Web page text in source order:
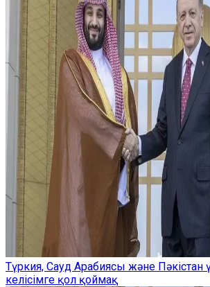
Түркия, Сауд Арабиясы және
келісімге қол қоймақ